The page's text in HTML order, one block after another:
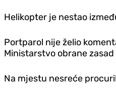
Helikopter je nestao
Portparol nije želio
Ministarstvo obrane
Na mjestu nesreće